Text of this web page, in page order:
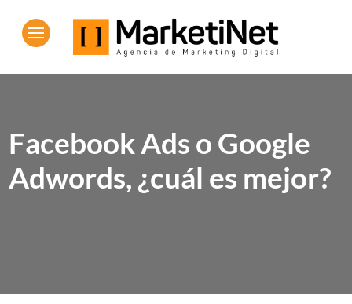
Facebook Ads o Google
Adwords, ¿cuál es mejor?